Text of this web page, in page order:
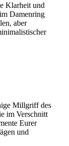
Klarheit und
Damenring
aber
Millgriff des
im Verschnitt
Eurer
und